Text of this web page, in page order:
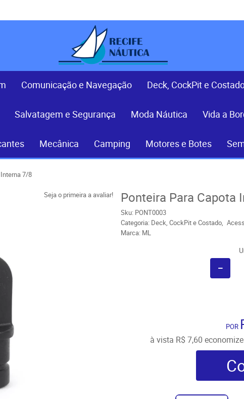
Comunicação e Navegação Deck, CockPit e
Salvatagem e Segurança Moda Náutica Vida a
Mecânica Camping Motores e Botes
7/8
Seja o primeira a avaliar! Ponteira Para Capota
Sku: PONT0003
Categoria: Deck, CockPit e Costado
Marca: ML
POR
à vista R$ 7,60 economize